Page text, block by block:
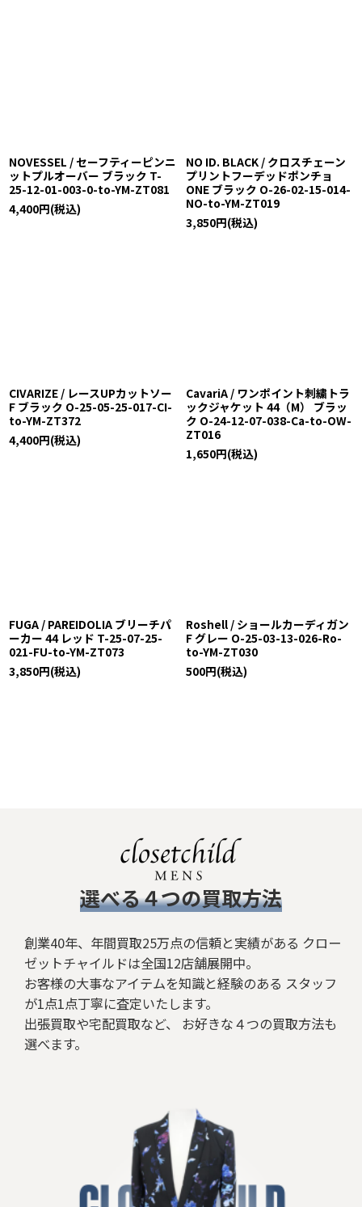
NOVESSEL / セーフティーピンニ
ットプルオーバー ブラック T-
25-12-01-003-0-to-YM-ZT081
4,400円(税込)
NO ID. BLACK / クロスチェーン
プリントフーデッドポンチョ
ONE ブラック O-26-02-15-014-
NO-to-YM-ZT019
3,850円(税込)
CIVARIZE / レースUPカットソー
F ブラック O-25-05-25-017-CI-
to-YM-ZT372
4,400円(税込)
CavariA / ワンポイント刺繍トラ
ックジャケット 44（M） ブラッ
ク O-24-12-07-038-Ca-to-OW-
ZT016
1,650円(税込)
FUGA / PAREIDOLIA ブリーチパ
ーカー 44 レッド T-25-07-25-
021-FU-to-YM-ZT073
3,850円(税込)
Roshell / ショールカーディガン
F グレー O-25-03-13-026-Ro-
to-YM-ZT030
500円(税込)
​選べる４つの買取方法
創業40年、年間買取25万点の信頼と実績がある クロー
ゼットチャイルドは全国12店舗展開中。
お客様の大事なアイテムを知識と経験のある スタッフ
が1点1点丁寧に査定いたします。
出張買取や宅配買取など、 お好きな４つの買取方法も
選べます。